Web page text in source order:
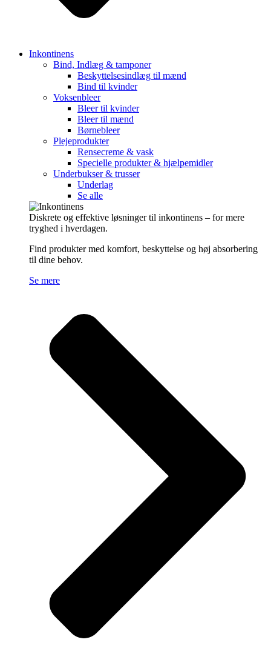
Inkontinens
Bind, Indlæg & tamponer
Beskyttelsesindlæg til mænd
Bind til kvinder
Voksenbleer
Bleer til kvinder
Bleer til mænd
Børnebleer
Plejeprodukter
Rensecreme & vask
Specielle produkter & hjælpemidler
Underbukser & trusser
Underlag
Se alle
Diskrete og effektive løsninger til inkontinens – for mere
tryghed i hverdagen.
Find produkter med komfort, beskyttelse og høj absorbering
til dine behov.
Se mere